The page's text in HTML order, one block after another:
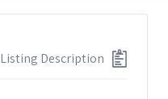
Listing Description